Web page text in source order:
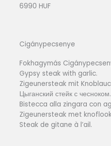
6990 HUF
Cigánypecsenye
Fokhagymás
Gypsy steak with garlic.
Zigeunersteak mit
Цыганский стейк с чесноком.
Bistecca alla zingara con
Zigeunersteak met
Steak de gitane à l’ail.